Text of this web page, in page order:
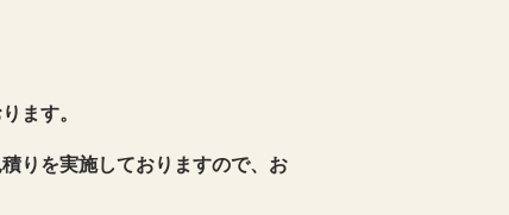
ます。
りを実施しておりますので、お